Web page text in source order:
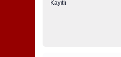
Kayıtlı